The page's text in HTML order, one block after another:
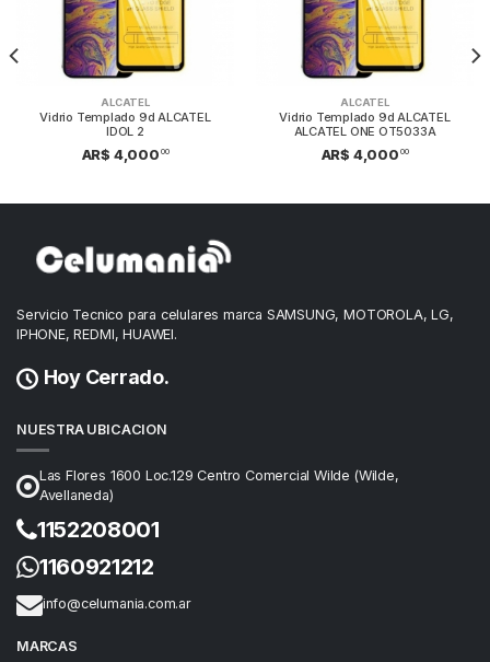
ALCATEL
Vidrio Templado 9d ALCATEL
IDOL 2
AR$ 4,000 00
ALCATEL
Vidrio Templado 9d ALCATEL
ALCATEL ONE OT5033A
AR$ 4,000 00
Servicio Tecnico para celulares marca SAMSUNG, MOTOROLA, LG,
IPHONE, REDMI, HUAWEI.
Hoy Cerrado.
NUESTRA UBICACION
Las Flores 1600 Loc.129 Centro Comercial Wilde (Wilde,
Avellaneda)
1152208001
1160921212
info@celumania.com.ar
MARCAS